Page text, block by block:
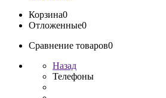
Корзина0
Отложенные0
Сравнение товаров0
Назад
Телефоны